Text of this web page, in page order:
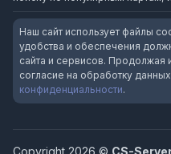
Наш сайт использует файлы
удобства и обеспечения
сайта и сервисов. Продолжая
согласие на обработку
конфиденциальности.
Copyright 2026 © CS-